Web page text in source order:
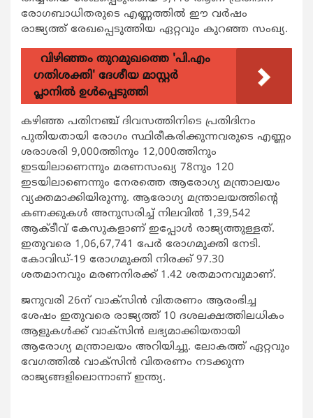
രോഗബാധിതരുടെ എണ്ണത്തില്‍ ഈ വര്‍ഷം
രാജ്യത്ത് രേഖപ്പെടുത്തിയ ഏറ്റവും കുറഞ്ഞ സംഖ്യ.
വിഴിഞ്ഞം തുറമുഖത്തെ 'പി.എം
ഗതിശക്തി' ദേശീയ മാസ്റ്റർ
പ്ലാനിൽ ഉൾപ്പെടുത്തി
കഴിഞ്ഞ പതിനഞ്ച് ദിവസത്തിനിടെ പ്രതിദിനം
പുതിയതായി രോഗം സ്ഥിരീകരിക്കുന്നവരുടെ എണ്ണം
ശരാശരി 9,000ത്തിനും 12,000ത്തിനും
ഇടയിലാണെന്നും മരണസംഖ്യ 78നും 120
ഇടയിലാണെന്നും നേരത്തെ ആരോഗ്യ മന്ത്രാലയം
വ്യക്തമാക്കിയിരുന്നു. ആരോഗ്യ മന്ത്രാലയത്തിന്റെ
കണക്കുകള്‍ അനുസരിച്ച് നിലവില്‍ 1,39,542
ആക്ടീവ് കേസുകളാണ് ഇപ്പോള്‍ രാജ്യത്തുള്ളത്.
ഇതുവരെ 1,06,67,741 പേര്‍ രോഗമുക്തി നേടി.
കോവിഡ്-19 രോഗമുക്തി നിരക്ക് 97.30
ശതമാനവും മരണനിരക്ക് 1.42 ശതമാനവുമാണ്.
ജനുവരി 26ന് വാക്‌സിന്‍ വിതരണം ആരംഭിച്ച
ശേഷം ഇതുവരെ രാജ്യത്ത് 10 ദശലക്ഷത്തിലധികം
ആളുകള്‍ക്ക് വാക്‌സിന്‍ ലഭ്യമാക്കിയതായി
ആരോഗ്യ മന്ത്രാലയം അറിയിച്ചു. ലോകത്ത് ഏറ്റവും
വേഗത്തില്‍ വാക്‌സിന്‍ വിതരണം നടക്കുന്ന
രാജ്യങ്ങളിലൊന്നാണ് ഇന്ത്യ.